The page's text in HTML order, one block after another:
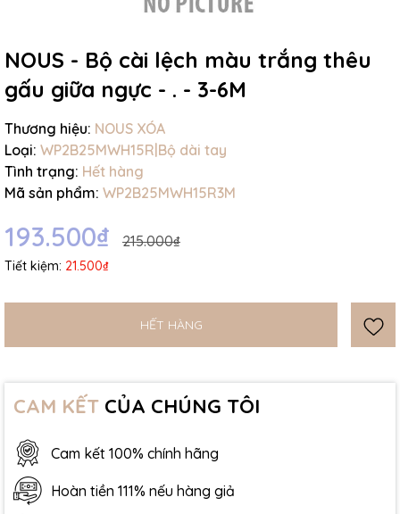
NOUS - Bộ cài lệch màu trắng thêu
gấu giữa ngực - . - 3-6M
Thương hiệu: NOUS XÓA
Loại: WP2B25MWH15R|Bộ dài tay
Tình trạng: Hết hàng
Mã sản phẩm: WP2B25MWH15R3M
193.500₫ 215.000₫
Tiết kiệm: 21.500₫
HẾT HÀNG
CAM KẾT CỦA CHÚNG TÔI
Cam kết 100% chính hãng
Hoàn tiền 111% nếu hàng giả
Ngày hết hạn:
Điều kiện: